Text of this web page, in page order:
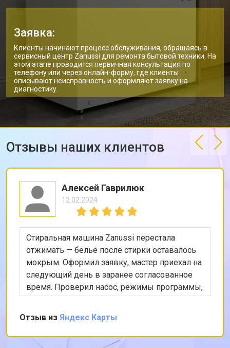
Заявка:
Клиенты начинают процесс обслуживания, обращаясь в
сервисный центр Zanussi для ремонта бытовой техники. На
этом этапе проводится первичная консультация по
телефону или через онлайн-форму, где клиенты
описывают неисправность и оформляют заявку на
диагностику.
Отзывы наших клиентов
Алексей Гаврилюк
12.02.2024
Стиральная машина Zanussi перестала
отжимать — бельё после стирки оставалось
мокрым. Оформил заявку, мастер приехал на
следующий день в заранее согласованное
время. Проверил насос, режимы программы,
снял заднюю панель и показал, что ремень
частично порвался и проскальзывал.
Заменил ремень без лишних разговоров,
после чего протестировал в режиме стирки и
Отзыв из Яндекс Карты